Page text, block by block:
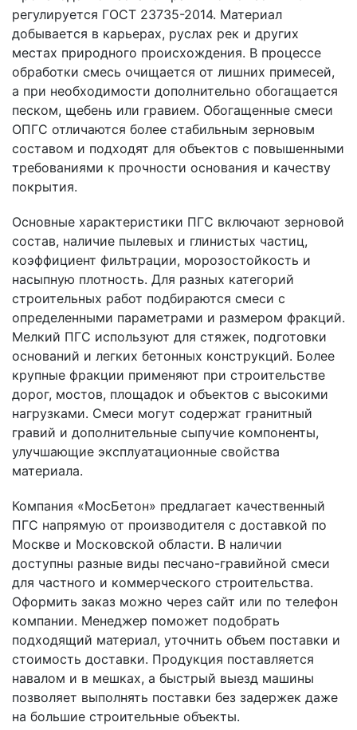
регулируется ГОСТ 23735-2014. Материал
добывается в карьерах, руслах рек и других
местах природного происхождения. В процессе
обработки смесь очищается от лишних примесей,
а при необходимости дополнительно обогащается
песком, щебень или гравием. Обогащенные смеси
ОПГС отличаются более стабильным зерновым
составом и подходят для объектов с повышенными
требованиями к прочности основания и качеству
покрытия.
Основные характеристики ПГС включают зерновой
состав, наличие пылевых и глинистых частиц,
коэффициент фильтрации, морозостойкость и
насыпную плотность. Для разных категорий
строительных работ подбираются смеси с
определенными параметрами и размером фракций.
Мелкий ПГС используют для стяжек, подготовки
оснований и легких бетонных конструкций. Более
крупные фракции применяют при строительстве
дорог, мостов, площадок и объектов с высокими
нагрузками. Смеси могут содержат гранитный
гравий и дополнительные сыпучие компоненты,
улучшающие эксплуатационные свойства
материала.
Компания «МосБетон» предлагает качественный
ПГС напрямую от производителя с доставкой по
Москве и Московской области. В наличии
доступны разные виды песчано-гравийной смеси
для частного и коммерческого строительства.
Оформить заказ можно через сайт или по телефон
компании. Менеджер поможет подобрать
подходящий материал, уточнить объем поставки и
стоимость доставки. Продукция поставляется
навалом и в мешках, а быстрый выезд машины
позволяет выполнять поставки без задержек даже
на большие строительные объекты.